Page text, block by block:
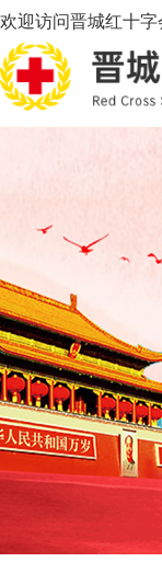
欢迎访问晋城红十字